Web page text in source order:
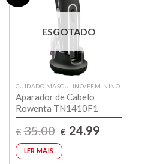
compras
ESGOTADO
CUIDADO MASCULINO/FEMININO
Aparador de Cabelo
Rowenta TN1410F1
€ 35.00
O
preço
original
era:
€35.00.
€ 24.99O
LER MAIS